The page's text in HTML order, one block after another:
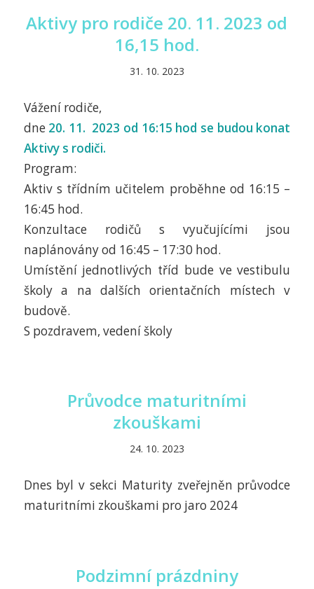
Aktivy pro rodiče 20. 11. 2023 od
16,15 hod.
31. 10. 2023
Vážení rodiče,
dne 20. 11. 2023 od 16:15 hod se budou konat
Aktivy s rodiči.
Program:
Aktiv s třídním učitelem proběhne od 16:15 –
16:45 hod.
Konzultace rodičů s vyučujícími jsou
naplánovány od 16:45 – 17:30 hod.
Umístění jednotlivých tříd bude ve vestibulu
školy a na dalších orientačních místech v
budově.
S pozdravem, vedení školy
Průvodce maturitními
zkouškami
24. 10. 2023
Dnes byl v sekci Maturity zveřejněn průvodce
maturitními zkouškami pro jaro 2024
Podzimní prázdniny